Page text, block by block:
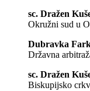
sc. Dražen
Okružni sud u
Dubravka
Državna
sc. Dražen
Biskupijsko